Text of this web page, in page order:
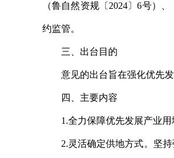
（鲁自然资规〔2024〕6号）
约监管。
三、出台目的
意见的出台旨在强化优先
四、主要内容
1.全力保障优先发展产业
2.灵活确定供地方式。坚